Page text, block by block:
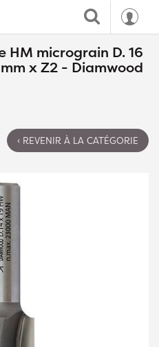
micrograin D. 16
x Z2 - Diamwood
‹ REVENIR À LA CATÉGORIE